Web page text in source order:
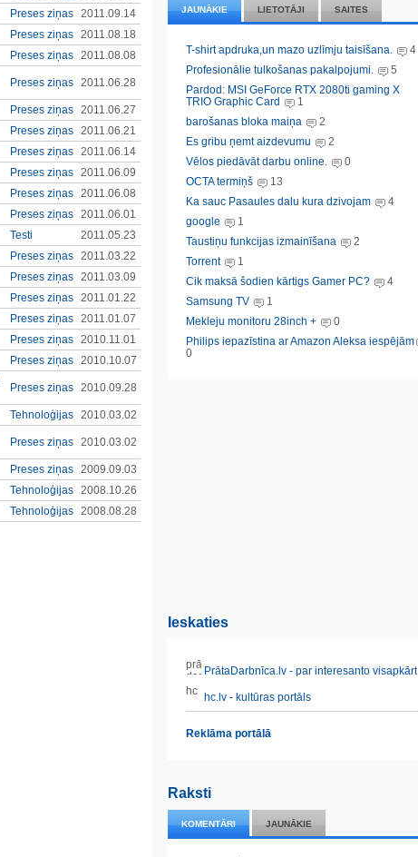
JAUNĀKIE LIETOTĀJI SAITES
T-shirt apdruka,un mazo uzlīmju taisīšana.
4
Profesionālie tulkošanas pakalpojumi.
5
Pardod: MSI GeForce RTX 2080ti gaming X
TRIO Graphic Card
1
barošanas bloka maiņa
2
Es gribu ņemt aizdevumu
2
Vēlos piedāvāt darbu online.
0
OCTA termiņš
13
Ka sauc Pasaules dalu kura dzivojam
4
google
1
Taustiņu funkcijas izmainīšana
2
Torrent
1
Cik maksā šodien kārtigs Gamer PC?
4
Samsung TV
1
Mekleju monitoru 28inch +
0
Philips iepazīstina ar Amazon Aleksa iespējām
0
Ieskaties
PrātaDarbnīca.lv - par interesanto visapkārt
hc.lv - kultūras portāls
Reklāma portālā
Raksti
KOMENTĀRI JAUNĀKIE
Preses ziņas 2011.09.14
Preses ziņas 2011.08.18
Preses ziņas 2011.08.08
Preses ziņas 2011.06.28
Preses ziņas 2011.06.27
Preses ziņas 2011.06.21
Preses ziņas 2011.06.14
Preses ziņas 2011.06.09
Preses ziņas 2011.06.08
Preses ziņas 2011.06.01
Testi
2011.05.23
Preses ziņas 2011.03.22
Preses ziņas 2011.03.09
Preses ziņas 2011.01.22
Preses ziņas 2011.01.07
Preses ziņas 2010.11.01
Preses ziņas 2010.10.07
Preses ziņas 2010.09.28
Tehnoloģijas 2010.03.02
Preses ziņas 2010.03.02
Preses ziņas 2009.09.03
Tehnoloģijas 2008.10.26
Tehnoloģijas 2008.08.28